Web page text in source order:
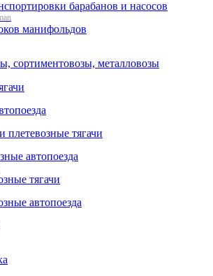
барабанов и насосов
манифольдов
сортиментовозы, металловозы
плетевозные тягачи
автопоезда
тягачи
автопоезда